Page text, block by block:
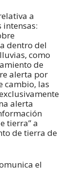
a
dentro del
como
de
alerta por
cambio, las
alerta
tierra” a
de tierra de
el